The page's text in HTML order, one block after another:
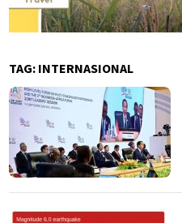
TAG: INTERNASIONAL